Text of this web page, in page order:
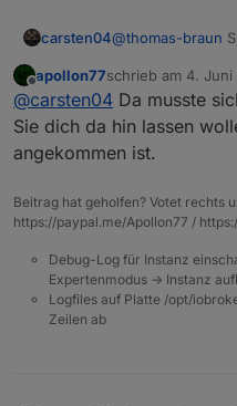
carsten04@thomas-braun
gegangen ist?
Email mit Ticket
genommen :-)
Offline
apollon77schrieb am 4. Juni
zuletzt editiert von
@carsten04 Da musste
Sie dich da hin lassen
angekommen ist.
Beitrag hat geholfen? Votet rechts
https://paypal.me/Apollon77 /
Debug-Log für Instanz
Expertenmodus -> Instanz
Logfiles auf Platte /opt/
Zeilen ab